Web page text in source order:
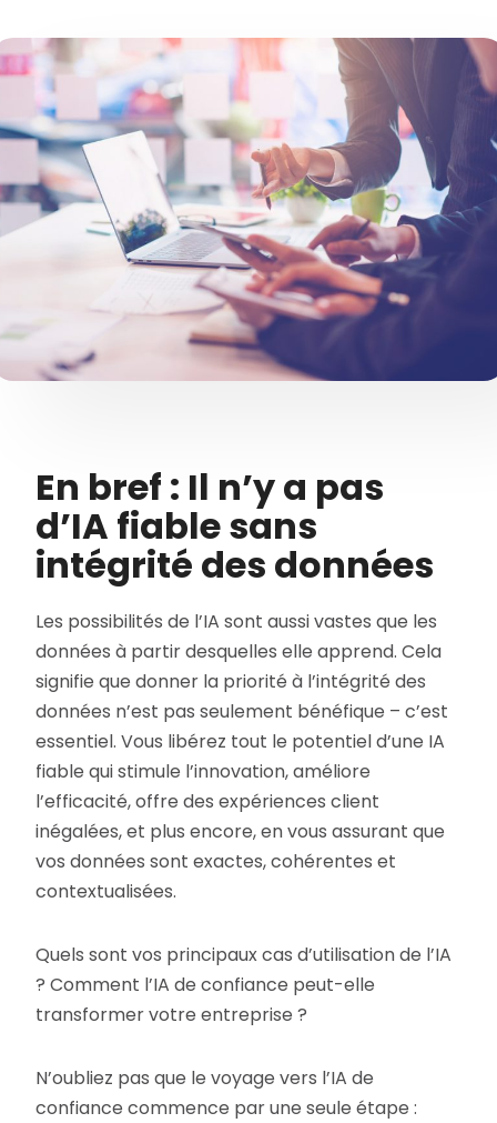
En bref : Il n’y a pas
d’IA fiable sans
intégrité des données
Les possibilités de l’IA sont aussi vastes que les
données à partir desquelles elle apprend. Cela
signifie que donner la priorité à l’intégrité des
données n’est pas seulement bénéfique – c’est
essentiel. Vous libérez tout le potentiel d’une IA
fiable qui stimule l’innovation, améliore
l’efficacité, offre des expériences client
inégalées, et plus encore, en vous assurant que
vos données sont exactes, cohérentes et
contextualisées.
Quels sont vos principaux cas d’utilisation de l’IA
? Comment l’IA de confiance peut-elle
transformer votre entreprise ?
N’oubliez pas que le voyage vers l’IA de
confiance commence par une seule étape :